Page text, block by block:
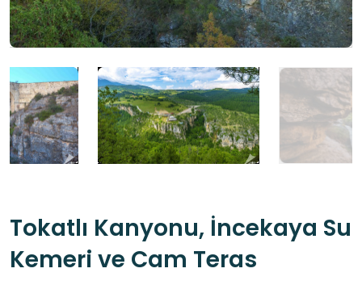
Tokatlı Kanyonu, İncekaya Su
Kemeri ve Cam Teras